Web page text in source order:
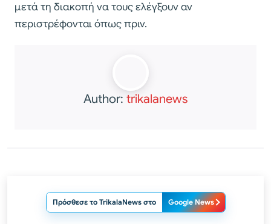
μετά τη διακοπή να τους ελέγξουν αν
περιστρέφονται όπως πριν.
Author: trikalanews
Πρόσθεσε το TrikalaNews στο Google News